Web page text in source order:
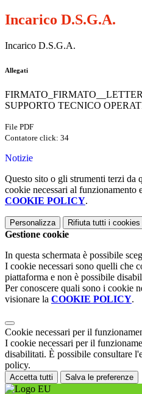
Incarico D.S.G.A.
Incarico D.S.G.A.
Allegati
SUPPORTO TECNICO
File PDF
Contatore click: 34
Notizie
Questo sito o gli strumenti terzi da
cookie necessari al
COOKIE POLICY.
Personalizza Rifiuta tutti i cookies
Gestione cookie
In questa schermata è possibile
I cookie necessari sono quelli che
piattaforma e non è possibile
Per conoscere quali sono i cookie
visionare la COOKIE POLICY.
Cookie necessari per il
I cookie necessari per il
disabilitati. È possibile consultare
policy.
Accetta tutti Salva le preferenze